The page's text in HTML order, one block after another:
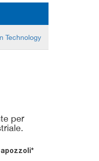
Technology
per